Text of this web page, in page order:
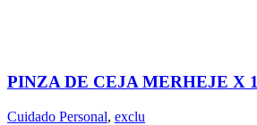
PINZA DE CEJA MERHEJE X 1
Cuidado Personal, exclu